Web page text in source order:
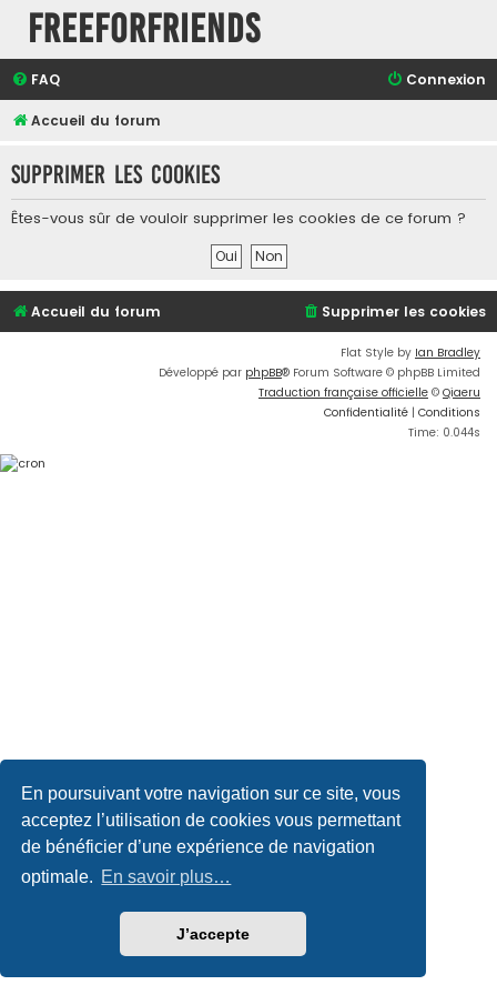
En poursuivant votre navigation sur ce site, vous
acceptez l’utilisation de cookies vous permettant
de bénéficier d’une expérience de navigation
optimale. En savoir plus…
J’accepte
FreeForFriends
FAQ Connexion
Accueil du forum
Supprimer les cookies
Êtes-vous sûr de vouloir supprimer les cookies de ce forum ?
Accueil du forum Supprimer les cookies
Flat Style by Ian Bradley
Développé par phpBB® Forum Software © phpBB Limited
Traduction française officielle © Qiaeru
Confidentialité | Conditions
Time: 0.044s